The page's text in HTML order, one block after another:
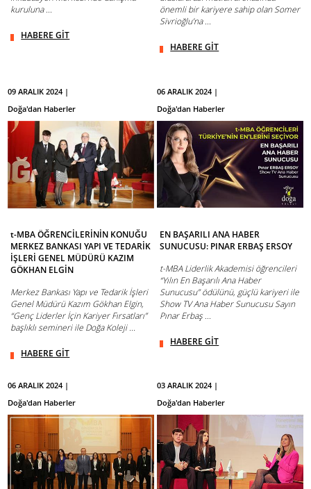
kuruluna ...
HABERE GİT
önemli bir kariyere sahip olan Somer
Sivrioğlu’na ...
HABERE GİT
09 ARALIK 2024 |
Doğa'dan Haberler
t-MBA ÖĞRENCİLERİNİN KONUĞU
MERKEZ BANKASI YAPI VE TEDARİK
İŞLERİ GENEL MÜDÜRÜ KAZIM
GÖKHAN ELGİN
Merkez Bankası Yapı ve Tedarik İşleri
Genel Müdürü Kazım Gökhan Elgin,
“Genç Liderler İçin Kariyer Fırsatları”
başlıklı semineri ile Doğa Koleji ...
HABERE GİT
06 ARALIK 2024 |
Doğa'dan Haberler
EN BAŞARILI ANA HABER
SUNUCUSU: PINAR ERBAŞ ERSOY
t-MBA Liderlik Akademisi öğrencileri
“Yılın En Başarılı Ana Haber
Sunucusu” ödülünü, güçlü kariyeri ile
Show TV Ana Haber Sunucusu Sayın
Pınar Erbaş ...
HABERE GİT
06 ARALIK 2024 |
Doğa'dan Haberler
03 ARALIK 2024 |
Doğa'dan Haberler